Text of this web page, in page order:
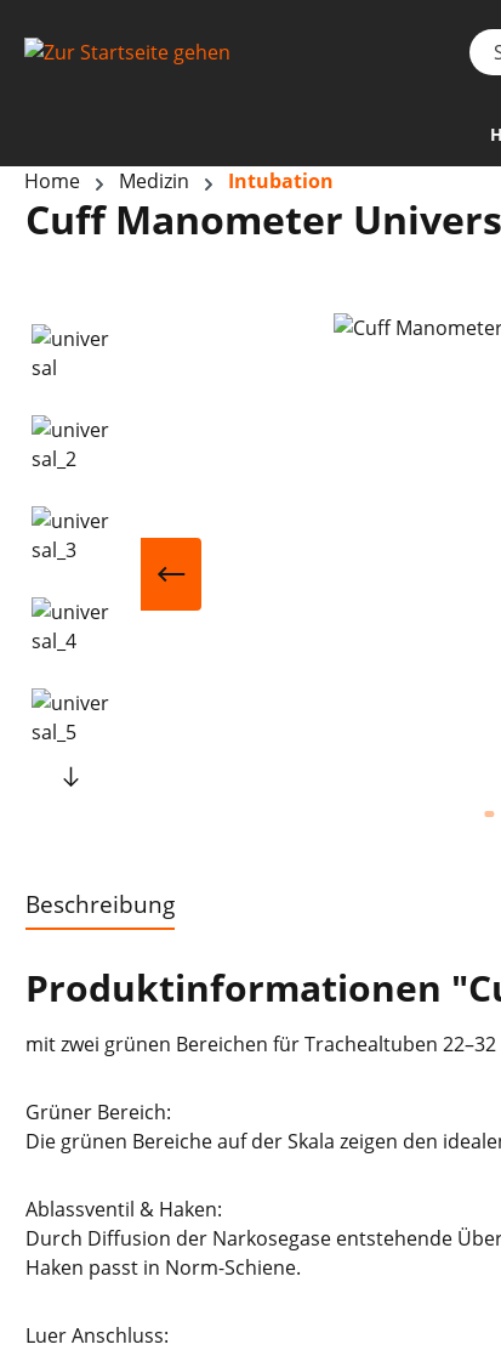
Home Medizin Intubation
Cuff Manometer
Bildergalerie überspringen
Beschreibung
Produktinformationen
mit zwei grünen Bereichen für Trachealtuben 22–32
Grüner Bereich:
Die grünen Bereiche auf der Skala zeigen den
Ablassventil & Haken:
Durch Diffusion der Narkosegase entstehende
Haken passt in Norm-Schiene.
Luer Anschluss: